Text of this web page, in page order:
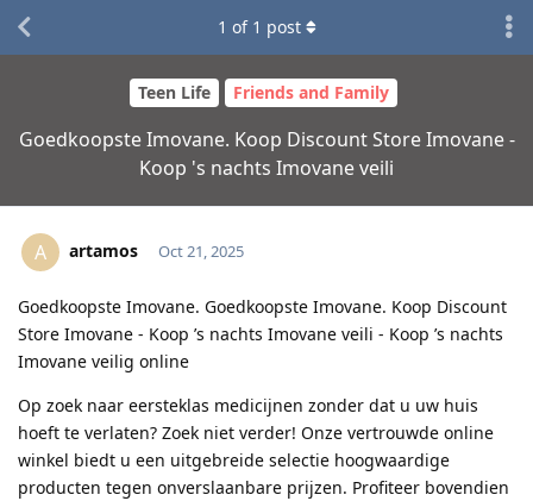
Teen Life Friends and Family
Goedkoopste Imovane. Koop Discount Store Imovane -
Koop 's nachts Imovane veili
1 of 1 post
A artamos Oct 21, 2025
Goedkoopste Imovane. Goedkoopste Imovane. Koop Discount
Store Imovane - Koop ’s nachts Imovane veili - Koop ’s nachts
Imovane veilig online
Op zoek naar eersteklas medicijnen zonder dat u uw huis
hoeft te verlaten? Zoek niet verder! Onze vertrouwde online
winkel biedt u een uitgebreide selectie hoogwaardige
producten tegen onverslaanbare prijzen. Profiteer bovendien